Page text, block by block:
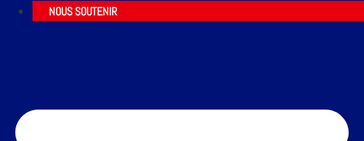
NOUS SOUTENIR